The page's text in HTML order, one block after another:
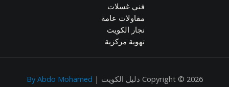
فني غسلات
مقاولات عامة
نجار الكويت
تهوية مركزية
Copyright © 2026 دليل الكويت | By Abdo Mohamed